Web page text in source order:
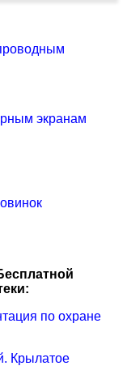
экранам
по охране
Крылатое